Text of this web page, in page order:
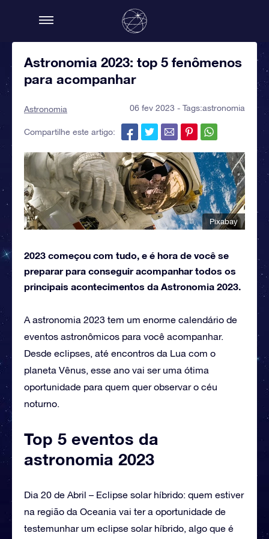
Astronomia 2023: top 5 fenômenos
para acompanhar
Astronomia 06 fev 2023 - Tags:astronomia
Compartilhe este artigo:
Pixabay
2023 começou com tudo, e é hora de você se
preparar para conseguir acompanhar todos os
principais acontecimentos da Astronomia 2023.
A astronomia 2023 tem um enorme calendário de
eventos astronômicos para você acompanhar.
Desde eclipses, até encontros da Lua com o
planeta Vênus, esse ano vai ser uma ótima
oportunidade para quem quer observar o céu
noturno.
Top 5 eventos da
astronomia 2023
Dia 20 de Abril – Eclipse solar híbrido: quem estiver
na região da Oceania vai ter a oportunidade de
testemunhar um eclipse solar híbrido, algo que é